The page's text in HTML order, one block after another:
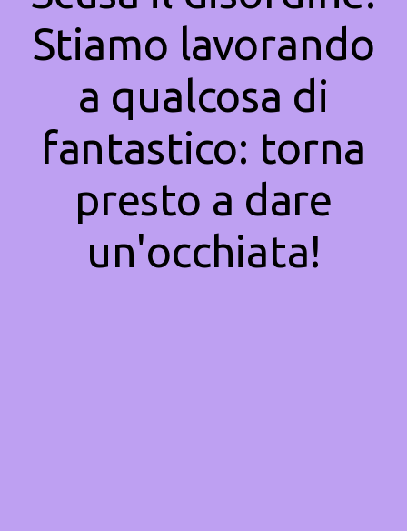
Stiamo lavorando
a qualcosa di
fantastico: torna
presto a dare
un'occhiata!